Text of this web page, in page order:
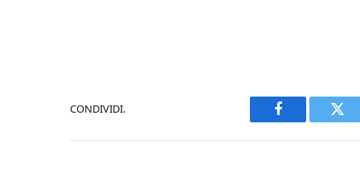
CONDIVIDI.
Facebook